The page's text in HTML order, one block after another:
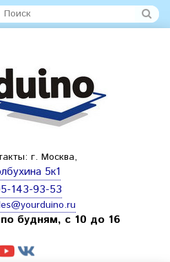
г. Москва,
5к1
143-93-53
будням, с 10 до 16